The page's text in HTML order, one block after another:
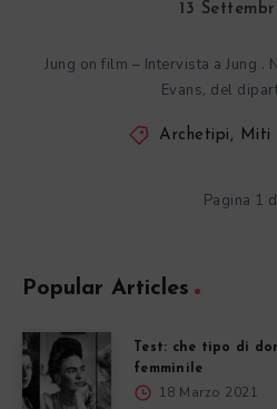
13
Jung on film – Intervista a Jung .
Evans, del
Archetipi, Miti
Pagina 1
Popular Articles
Test: che tipo di
femminile
18 Marzo 2021